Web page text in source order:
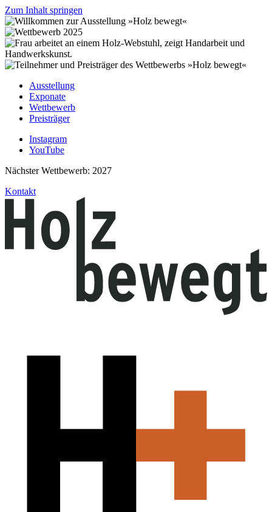
Zum Inhalt springen
Ausstellung
Exponate
Wettbewerb
Preisträger
Instagram
YouTube
Nächster Wettbewerb: 2027
Kontakt